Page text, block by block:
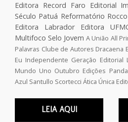
Editora Record Faro Editorial
Século Patuá Reformatório Rocco
Editora Labrador
Editora
Multifoco Selo Jovem A União All
Palavras Clube de Autores Dracaena
Eu Independente Geração Editorial
Mundo Uno Outubro Edições
Azul Santullo Scortecci Ática Única
LEIA AQUI